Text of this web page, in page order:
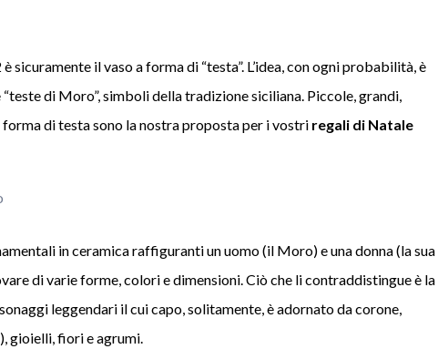
sicuramente il vaso a forma di “testa”. L’idea, con ogni probabilità, è
di Moro”, simboli della tradizione siciliana. Piccole, grandi,
forma di testa sono la nostra proposta per i vostri regali di Natale
in ceramica raffiguranti un uomo (il Moro) e una donna (la sua
di varie forme, colori e dimensioni. Ciò che li contraddistingue è la
leggendari il cui capo, solitamente, è adornato da corone,
gioielli, fiori e agrumi.